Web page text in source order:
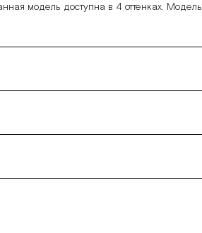
модель доступна в 4 оттенках. Модель